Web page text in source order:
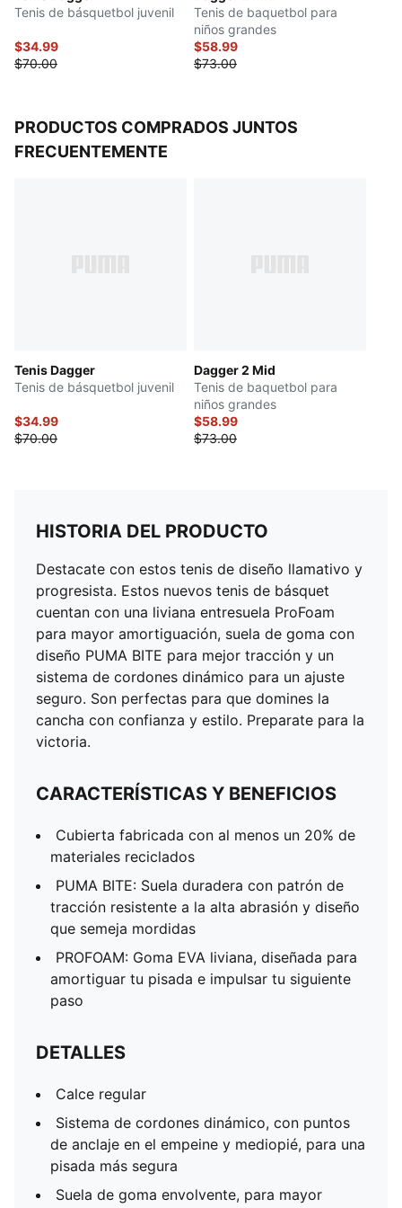
Con la marca PUMA HOOPS
Detalles de la marca PUMA
Tenis de básquetbol juvenil
$34.99
$70.00
Tenis de baquetbol para
niños grandes
$58.99
$73.00
PRODUCTOS COMPRADOS JUNTOS
FRECUENTEMENTE
Tenis Dagger
Tenis de básquetbol juvenil
$34.99
$70.00
Dagger 2 Mid
Tenis de baquetbol para
niños grandes
$58.99
$73.00
HISTORIA DEL PRODUCTO
Destacate con estos tenis de diseño llamativo y
progresista. Estos nuevos tenis de básquet
cuentan con una liviana entresuela ProFoam
para mayor amortiguación, suela de goma con
diseño PUMA BITE para mejor tracción y un
sistema de cordones dinámico para un ajuste
seguro. Son perfectas para que domines la
cancha con confianza y estilo. Preparate para la
victoria.
CARACTERÍSTICAS Y BENEFICIOS
Cubierta fabricada con al menos un 20% de
materiales reciclados
PUMA BITE: Suela duradera con patrón de
tracción resistente a la alta abrasión y diseño
que semeja mordidas
PROFOAM: Goma EVA liviana, diseñada para
amortiguar tu pisada e impulsar tu siguiente
paso
DETALLES
Calce regular
Sistema de cordones dinámico, con puntos
de anclaje en el empeine y mediopié, para una
pisada más segura
Suela de goma envolvente, para mayor